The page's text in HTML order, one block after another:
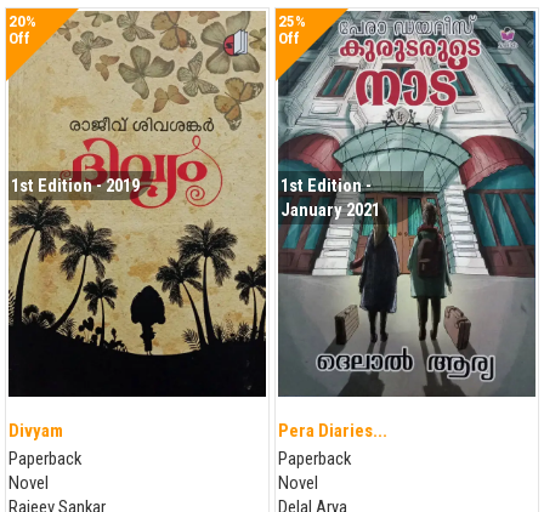
20%
Off
1st Edition - 2019
Divyam
Paperback
Novel
Rajeev Sankar
25%
Off
1st Edition -
January 2021
Pera Diaries...
Paperback
Novel
Delal Arya